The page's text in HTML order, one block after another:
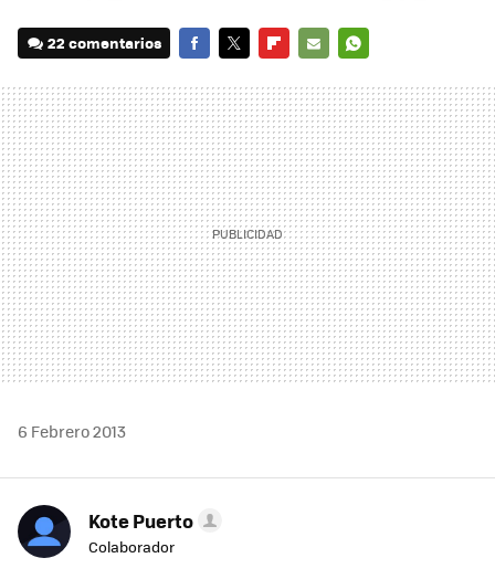
22 comentarios
MAIL
6 Febrero 2013
Kote Puerto
Colaborador